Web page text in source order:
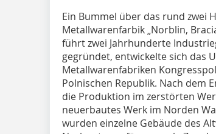
Ein Bummel über das rund zwei
Metallwarenfarbik „Norblin,
führt zwei Jahrhunderte
gegründet, entwickelte sich das
Metallwarenfabriken
Polnischen Republik. Nach dem
die Produktion im zerstörten
neuerbautes Werk im Norden
wurden einzelne Gebäude des